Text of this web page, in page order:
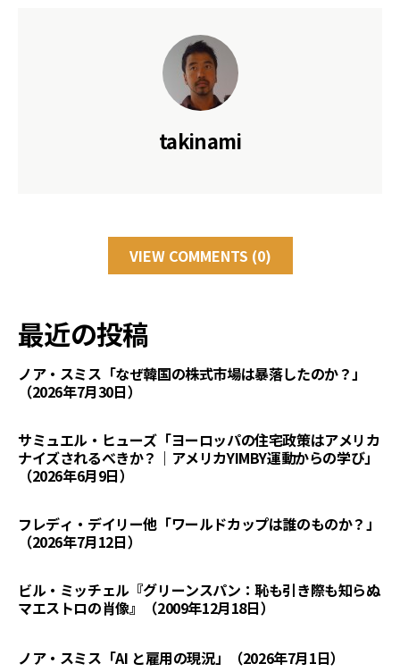
takinami
VIEW COMMENTS (0)
最近の投稿
ノア・スミス「なぜ韓国の株式市場は暴落したのか？」
（2026年7月30日）
サミュエル・ヒューズ「ヨーロッパの住宅政策はアメリカ
ナイズされるべきか？｜アメリカYIMBY運動からの学び」
（2026年6月9日）
フレディ・デイリー他「ワールドカップは誰のものか？」
（2026年7月12日）
ビル・ミッチェル『グリーンスパン：恥も引き際も知らぬ
マエストロの肖像』（2009年12月18日）
ノア・スミス「AI と雇用の現況」（2026年7月1日）